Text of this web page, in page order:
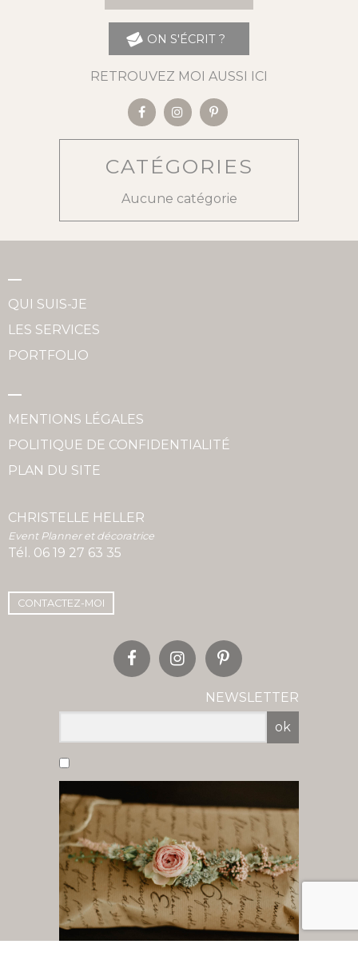
ON S'ÉCRIT ?
RETROUVEZ MOI AUSSI ICI
CATÉGORIES
Aucune catégorie
QUI SUIS-JE
LES SERVICES
PORTFOLIO
MENTIONS LÉGALES
POLITIQUE DE CONFIDENTIALITÉ
PLAN DU SITE
CHRISTELLE HELLER
Event Planner et décoratrice
Tél. 06 19 27 63 35
CONTACTEZ-MOI
NEWSLETTER
ok